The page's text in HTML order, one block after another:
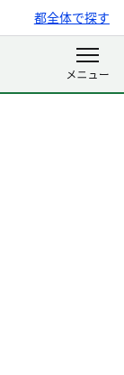
都全体で探す